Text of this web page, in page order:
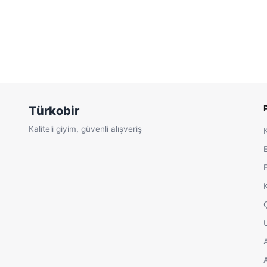
Türkobir
Kaliteli giyim, güvenli alışveriş